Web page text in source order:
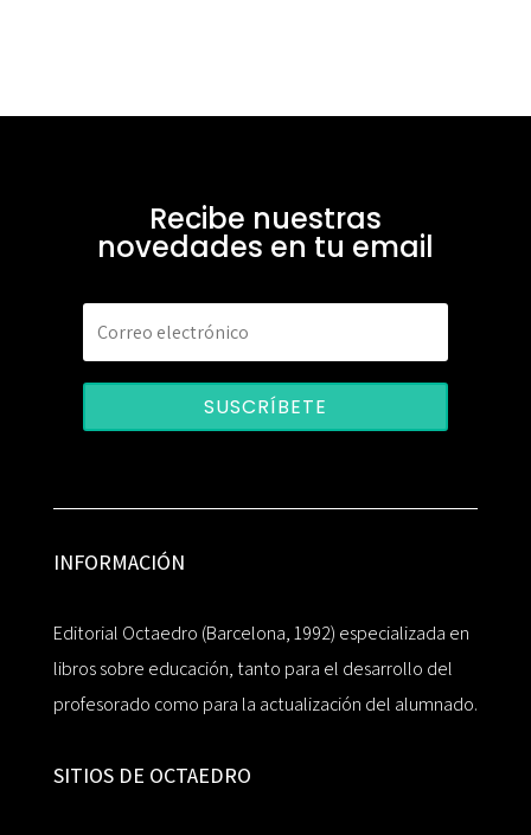
Recibe nuestras
novedades en tu email
SUSCRÍBETE
INFORMACIÓN
Editorial Octaedro (Barcelona, 1992) especializada en
libros sobre educación, tanto para el desarrollo del
profesorado como para la actualización del alumnado.
SITIOS DE OCTAEDRO